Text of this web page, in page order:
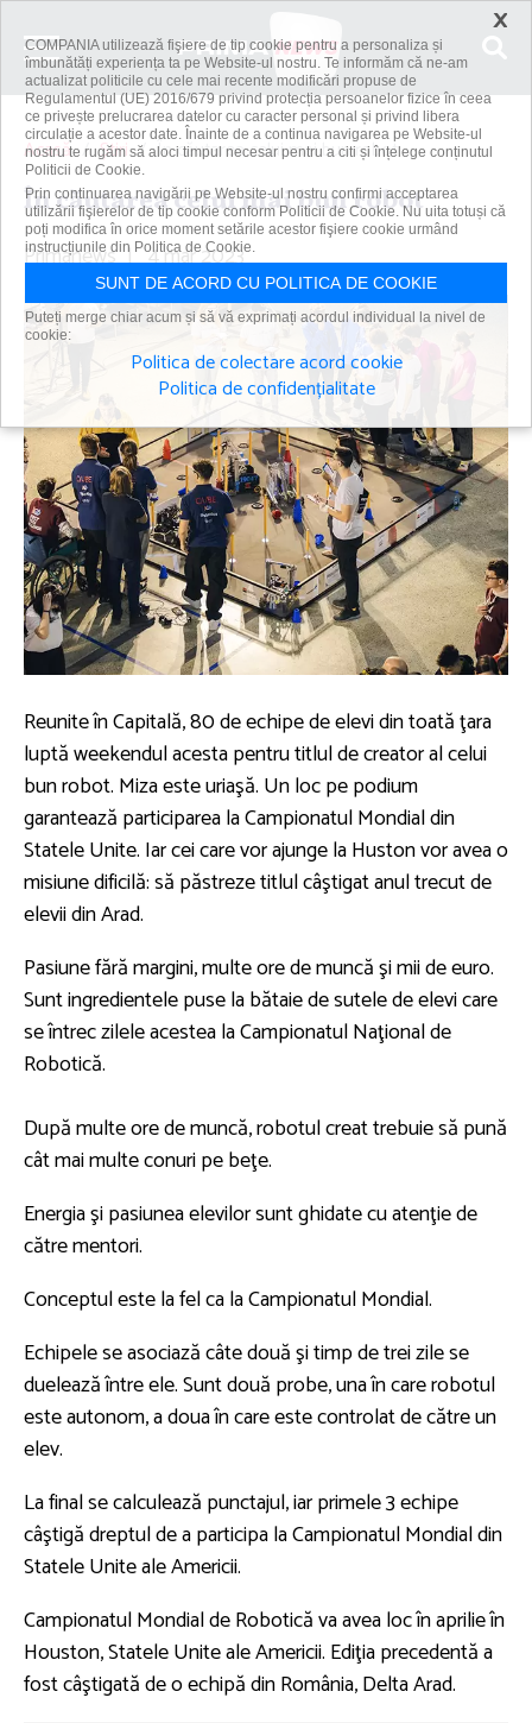
Acasă Știri În căutarea celui mai bun robot
În căutarea celui mai bun robot
Primanews | 4 mar 2023
Reunite în Capitală, 80 de echipe de elevi din toată ţara
luptă weekendul acesta pentru titlul de creator al celui
bun robot. Miza este uriaşă. Un loc pe podium
garantează participarea la Campionatul Mondial din
Statele Unite. Iar cei care vor ajunge la Huston vor avea o
misiune dificilă: să păstreze titlul câştigat anul trecut de
elevii din Arad.
Pasiune fără margini, multe ore de muncă şi mii de euro.
Sunt ingredientele puse la bătaie de sutele de elevi care
se întrec zilele acestea la Campionatul Naţional de
Robotică.
După multe ore de muncă, robotul creat trebuie să pună
cât mai multe conuri pe beţe.
Energia şi pasiunea elevilor sunt ghidate cu atenţie de
către mentori.
Conceptul este la fel ca la Campionatul Mondial.
Echipele se asociază câte două şi timp de trei zile se
duelează între ele. Sunt două probe, una în care robotul
este autonom, a doua în care este controlat de către un
elev.
La final se calculează punctajul, iar primele 3 echipe
câştigă dreptul de a participa la Campionatul Mondial din
Statele Unite ale Americii.
Campionatul Mondial de Robotică va avea loc în aprilie în
Houston, Statele Unite ale Americii. Ediţia precedentă a
fost câştigată de o echipă din România, Delta Arad.
×
COMPANIA utilizează fişiere de tip cookie pentru a personaliza și
îmbunătăți experiența ta pe Website-ul nostru. Te informăm că ne-am
actualizat politicile cu cele mai recente modificări propuse de
Regulamentul (UE) 2016/679 privind protecția persoanelor fizice în ceea
ce privește prelucrarea datelor cu caracter personal și privind libera
circulație a acestor date. Înainte de a continua navigarea pe Website-ul
nostru te rugăm să aloci timpul necesar pentru a citi și înțelege conținutul
Politicii de Cookie.
Prin continuarea navigării pe Website-ul nostru confirmi acceptarea
utilizării fişierelor de tip cookie conform Politicii de Cookie. Nu uita totuși că
poți modifica în orice moment setările acestor fişiere cookie urmând
instrucțiunile din Politica de Cookie.
SUNT DE ACORD CU POLITICA DE COOKIE
Puteți merge chiar acum și să vă exprimați acordul individual la nivel de
cookie:
Politica de colectare acord cookie
Politica de confidențialitate